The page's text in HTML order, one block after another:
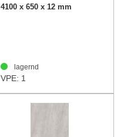
4100 x 650 x 12 mm
lagernd
VPE: 1